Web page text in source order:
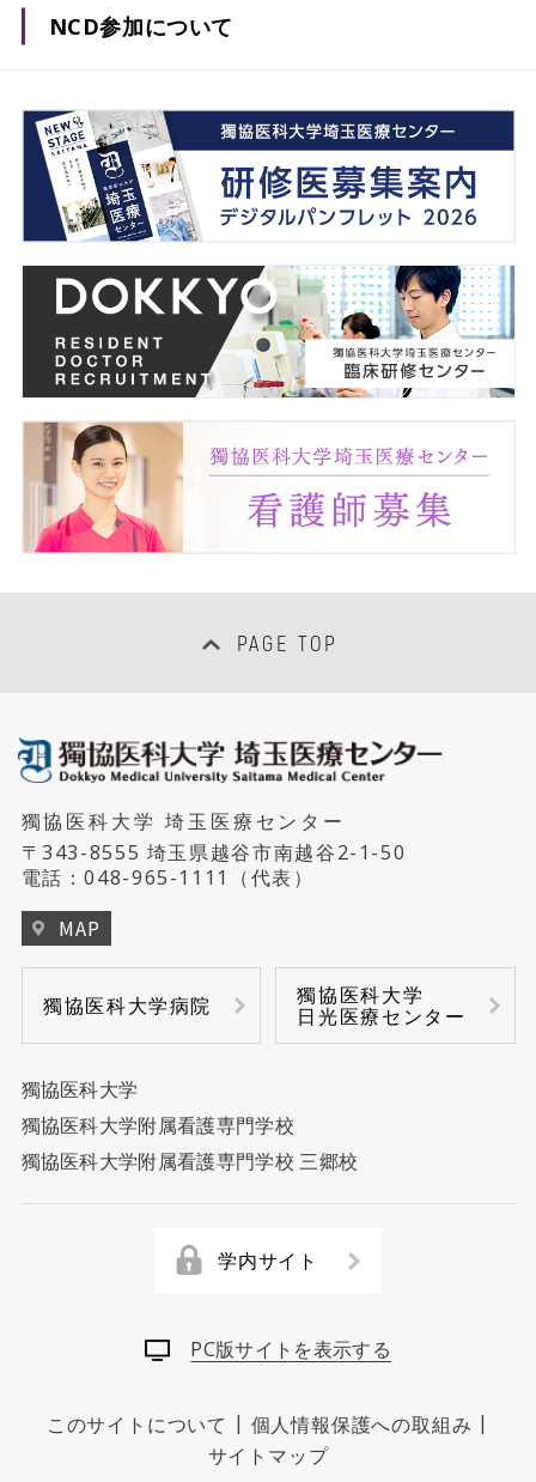
NCD参加について
PAGE TOP
獨協医科大学 埼玉医療センター
〒343-8555 埼玉県越谷市南越谷2-1-50
電話：048-965-1111 （代表）
MAP
獨協医科大学病院
獨協医科大学
日光医療センター
獨協医科大学
獨協医科大学附属看護専門学校
獨協医科大学附属看護専門学校 三郷校
学内サイト
PC版サイトを表示する
このサイトについて | 個人情報保護への取組み |
サイトマップ